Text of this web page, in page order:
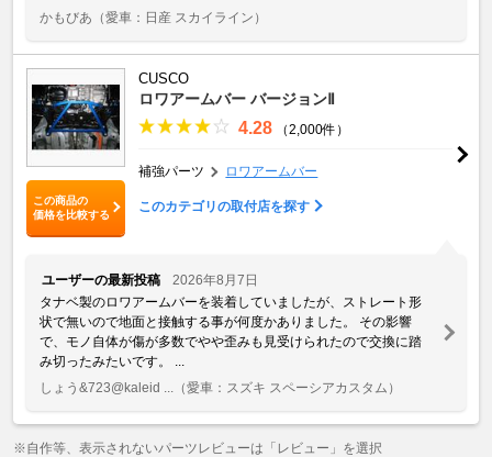
かもびあ （愛車：日産 スカイライン）
この商品の
価格を比較する
CUSCO
ロワアームバー バージョンⅡ
4.28 （2,000件）
補強パーツ ロワアームバー
このカテゴリの取付店を探す
ユーザーの最新投稿
2026年8月7日
タナベ製のロワアームバーを装着していましたが、ストレート形
状で無いので地面と接触する事が何度かありました。 その影響
で、モノ自体が傷が多数でやや歪みも見受けられたので交換に踏
み切ったみたいです。 ...
しょう&723@kaleid ...
（愛車：スズキ スペーシアカスタム）
※自作等、表示されないパーツレビューは「レビュー」を選択